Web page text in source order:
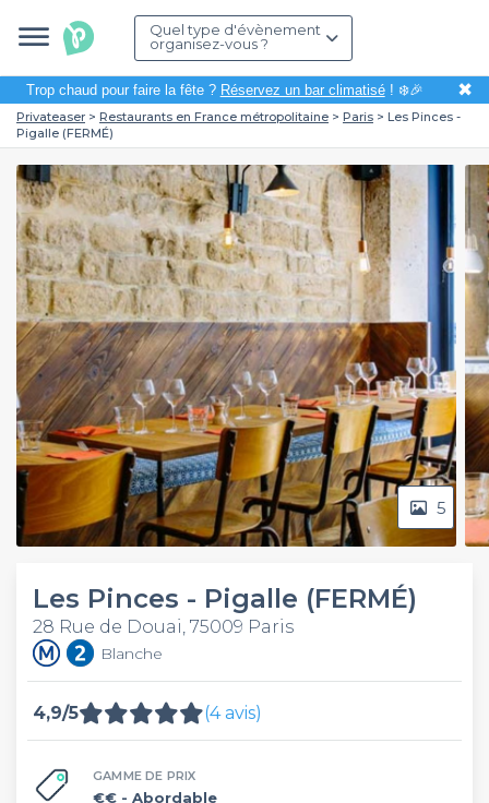
Quel type d'évènement
organisez-vous ?
Trop chaud pour faire la fête ? Réservez un bar climatisé! ❄️🎉 ✖
Privateaser Restaurants en France métropolitaine Paris
Les Pinces -
Pigalle (FERMÉ)
5
Les Pinces - Pigalle (FERMÉ)
28 Rue de Douai, 75009 Paris
Blanche
4,9/5 (4 avis)
GAMME DE PRIX
€€ - Abordable